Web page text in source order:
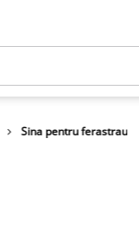
Sina pentru ferastrau